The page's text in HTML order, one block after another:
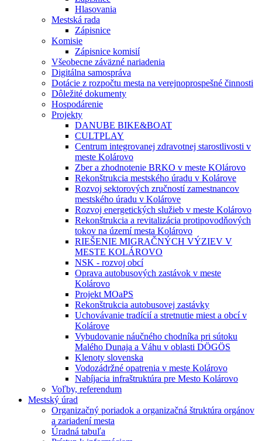
Hlasovania
Mestská rada
Zápisnice
Komisie
Zápisnice komisií
Všeobecne záväzné nariadenia
Digitálna samospráva
Dotácie z rozpočtu mesta na verejnoprospešné činnosti
Dôležité dokumenty
Hospodárenie
Projekty
DANUBE BIKE&BOAT
CULTPLAY
Centrum integrovanej zdravotnej starostlivosti v
meste Kolárovo
Zber a zhodnotenie BRKO v meste KOlárovo
Rekonštrukcia mestského úradu v Kolárove
Rozvoj sektorových zručností zamestnancov
mestského úradu v Kolárove
Rozvoj energetických služieb v meste Kolárovo
Rekonštrukcia a revitalizácia protipovodňových
tokov na území mesta Kolárovo
RIEŠENIE MIGRAČNÝCH VÝZIEV V
MESTE KOLÁROVO
NSK - rozvoj obcí
Oprava autobusových zastávok v meste
Kolárovo
Projekt MOaPS
Rekonštrukcia autobusovej zastávky
Uchovávanie tradícií a stretnutie miest a obcí v
Kolárove
Vybudovanie náučného chodníka pri sútoku
Malého Dunaja a Váhu v oblasti DÖGÖS
Klenoty slovenska
Vodozádržné opatrenia v meste Kolárovo
Nabíjacia infraštruktúra pre Mesto Kolárovo
Voľby, referendum
Mestský úrad
Organizačný poriadok a organizačná štruktúra orgánov
a zariadení mesta
Úradná tabuľa